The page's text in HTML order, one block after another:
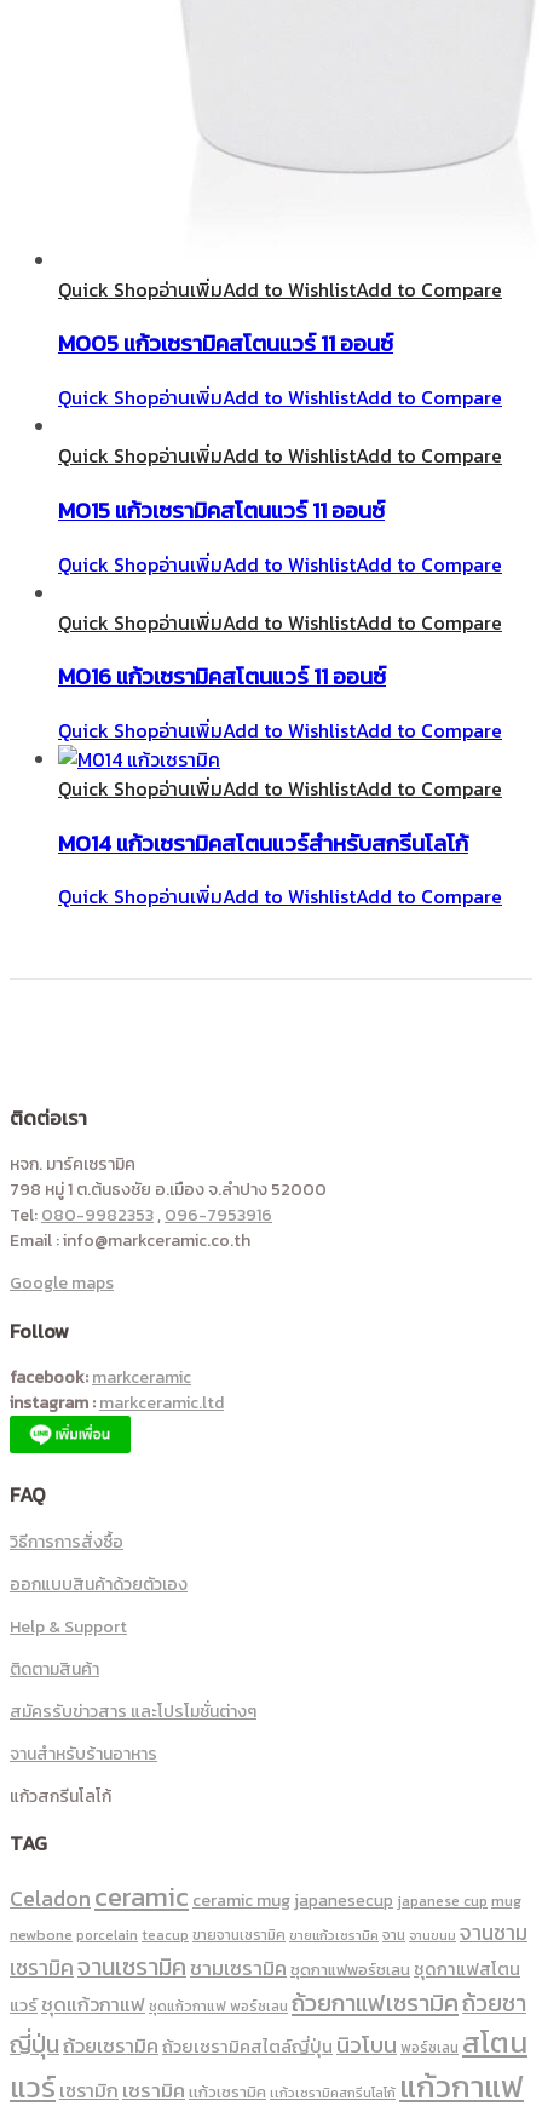
Quick Shopอ่านเพิ่มAdd to WishlistAdd to Compare
M005 แก้วเซรามิคสโตนแวร์ 11 ออนซ์
Quick Shopอ่านเพิ่มAdd to WishlistAdd to Compare
Quick Shopอ่านเพิ่มAdd to WishlistAdd to Compare
M015 แก้วเซรามิคสโตนแวร์ 11 ออนซ์
Quick Shopอ่านเพิ่มAdd to WishlistAdd to Compare
Quick Shopอ่านเพิ่มAdd to WishlistAdd to Compare
M016 แก้วเซรามิคสโตนแวร์ 11 ออนซ์
Quick Shopอ่านเพิ่มAdd to WishlistAdd to Compare
Quick Shopอ่านเพิ่มAdd to WishlistAdd to Compare
M014 แก้วเซรามิคสโตนแวร์สำหรับสกรีนโลโก้
Quick Shopอ่านเพิ่มAdd to WishlistAdd to Compare
ติดต่อเรา
หจก. มาร์คเซรามิค
798 หมู่ 1 ต.ต้นธงชัย อ.เมือง จ.ลำปาง 52000
Tel:080-9982353,096-7953916
Email : info@markceramic.co.th
Google maps
Follow
facebook:markceramic
instagram :markceramic.ltd
FAQ
วิธีการการสั่งซื้อ
ออกแบบสินค้าด้วยตัวเอง
Help & Support
ติดตามสินค้า
สมัครรับข่าวสาร และโปรโมชั่นต่างๆ
จานสำหรับร้านอาหาร
แก้วสกรีนโลโก้
TAG
Celadonceramic ceramic mug japanesecup japanese cup mug
newbone porcelain teacup ขายจานเซรามิค ขายแก้วเซรามิค จาน จานขนม จานชาม
เซรามิคจานเซรามิคชามเซรามิคชุดกาแฟพอร์ชเลน ชุดกาแฟสโตน
แวร์ชุดแก้วกาแฟชุดแก้วกาแฟ พอร์ซเลน ถ้วยกาแฟเซรามิคถ้วยชา
ญี่ปุ่นถ้วยเซรามิคถ้วยเซรามิคสไตล์ญี่ปุ่นนิวโบนพอร์ซเลน สโตน
แวร์เซรามิกเซรามิคเเก้วเซรามิค เเก้วเซรามิคสกรีนโลโก้ แก้วกาแฟ